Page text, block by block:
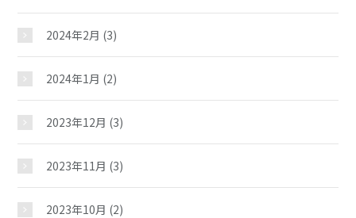
おしらせ
じどうかんだより
イベント
スケジュール
2024年2月 (3)
2024年1月 (2)
2023年12月 (3)
2023年11月 (3)
2023年10月 (2)